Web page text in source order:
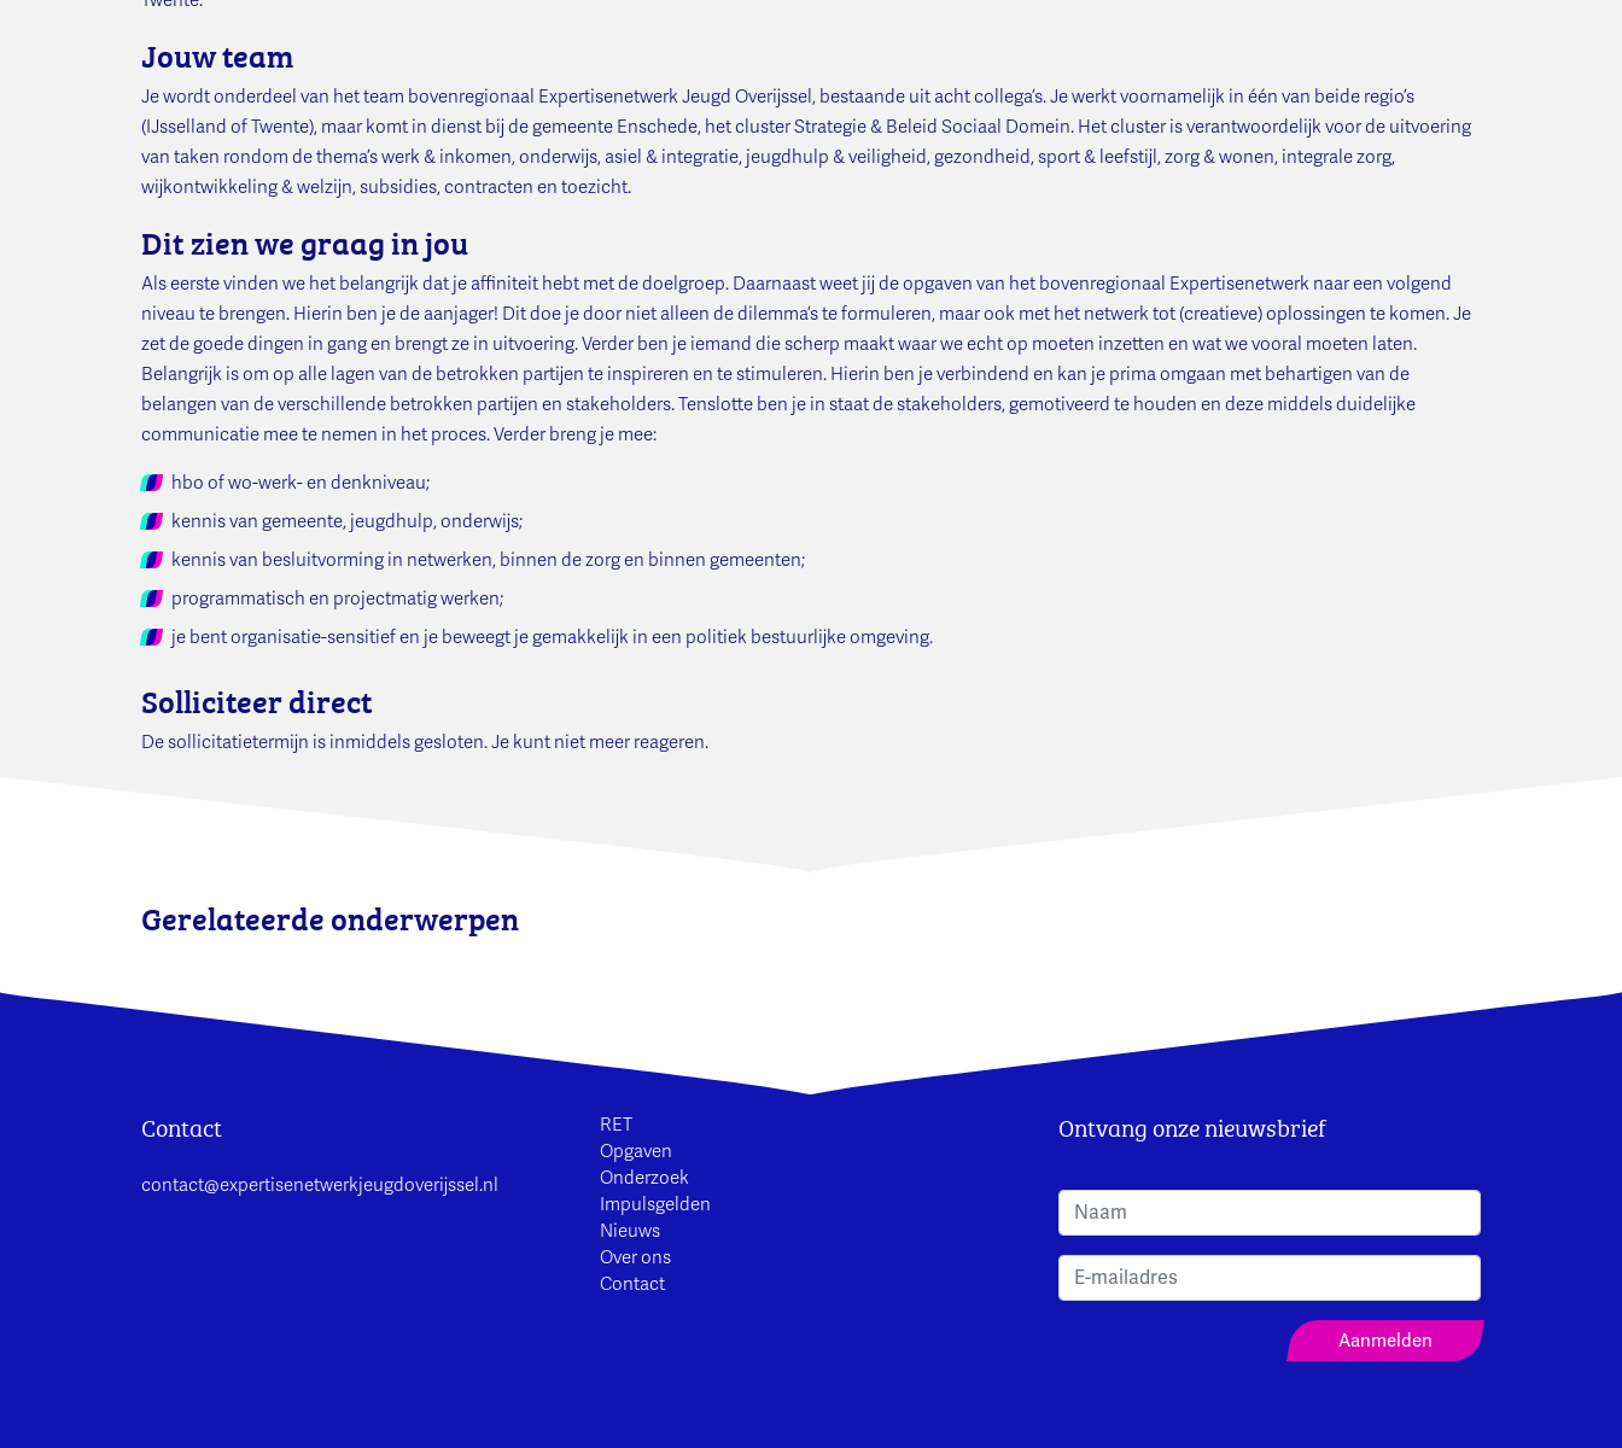
Jouw team
Je wordt onderdeel van het team bovenregionaal Expertisenetwerk Jeugd Overijssel, bestaande uit acht collega’s. Je werkt voornamelijk in één van beide regio’s
(IJsselland of Twente), maar komt in dienst bij de gemeente Enschede, het cluster Strategie & Beleid Sociaal Domein. Het cluster is verantwoordelijk voor de uitvoering
van taken rondom de thema’s werk & inkomen, onderwijs, asiel & integratie, jeugdhulp & veiligheid, gezondheid, sport & leefstijl, zorg & wonen, integrale zorg,
wijkontwikkeling & welzijn, subsidies, contracten en toezicht.
Dit zien we graag in jou
Als eerste vinden we het belangrijk dat je affiniteit hebt met de doelgroep. Daarnaast weet jij de opgaven van het bovenregionaal Expertisenetwerk naar een volgend
niveau te brengen. Hierin ben je de aanjager! Dit doe je door niet alleen de dilemma’s te formuleren, maar ook met het netwerk tot (creatieve) oplossingen te komen. Je
zet de goede dingen in gang en brengt ze in uitvoering. Verder ben je iemand die scherp maakt waar we echt op moeten inzetten en wat we vooral moeten laten.
Belangrijk is om op alle lagen van de betrokken partijen te inspireren en te stimuleren. Hierin ben je verbindend en kan je prima omgaan met behartigen van de
belangen van de verschillende betrokken partijen en stakeholders. Tenslotte ben je in staat de stakeholders, gemotiveerd te houden en deze middels duidelijke
communicatie mee te nemen in het proces. Verder breng je mee:
hbo of wo-werk- en denkniveau;
kennis van gemeente, jeugdhulp, onderwijs;
kennis van besluitvorming in netwerken, binnen de zorg en binnen gemeenten;
programmatisch en projectmatig werken;
je bent organisatie-sensitief en je beweegt je gemakkelijk in een politiek bestuurlijke omgeving.
Solliciteer direct
De sollicitatietermijn is inmiddels gesloten. Je kunt niet meer reageren.
Gerelateerde onderwerpen
Contact
contact@expertisenetwerkjeugdoverijssel.nl
RET
Opgaven
Onderzoek
Impulsgelden
Nieuws
Over ons
Contact
Ontvang onze nieuwsbrief
Aanmeldformulier Nieuwsbrief
Aanmelden